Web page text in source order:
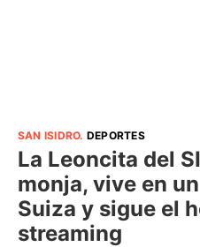
SAN ISIDRO. DEPORTES
La Leoncita del
monja, vive en
Suiza y sigue el
streaming